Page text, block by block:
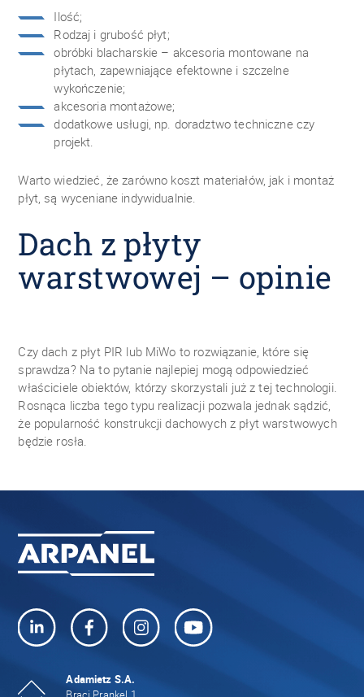
Ilość;
Rodzaj i grubość płyt;
obróbki blacharskie – akcesoria montowane na
płytach, zapewniające efektowne i szczelne
wykończenie;
akcesoria montażowe;
dodatkowe usługi, np. doradztwo techniczne czy
projekt.
Warto wiedzieć, że zarówno koszt materiałów, jak i montaż
płyt, są wyceniane indywidualnie.
Dach z płyty
warstwowej – opinie
Czy dach z płyt PIR lub MiWo to rozwiązanie, które się
sprawdza? Na to pytanie najlepiej mogą odpowiedzieć
właściciele obiektów, którzy skorzystali już z tej technologii.
Rosnąca liczba tego typu realizacji pozwala jednak sądzić,
że popularność konstrukcji dachowych z płyt warstwowych
będzie rosła.
Adamietz S.A.